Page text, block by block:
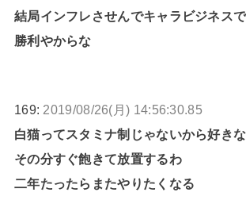
結局インフレさせんでキャラビジネス
勝利やからな
169: 2019/08/26(月) 14:56:30.85
白猫ってスタミナ制じゃないから好き
その分すぐ飽きて放置するわ
二年たったらまたやりたくなる